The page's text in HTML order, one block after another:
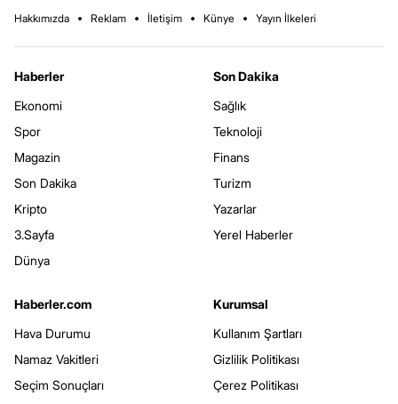
Hakkımızda Reklam İletişim Künye Yayın İlkeleri
Haberler
Ekonomi
Spor
Magazin
Son Dakika
Kripto
3.Sayfa
Dünya
Son Dakika
Sağlık
Teknoloji
Finans
Turizm
Yazarlar
Yerel Haberler
Haberler.com
Hava Durumu
Namaz Vakitleri
Seçim Sonuçları
Kurumsal
Kullanım Şartları
Gizlilik Politikası
Çerez Politikası